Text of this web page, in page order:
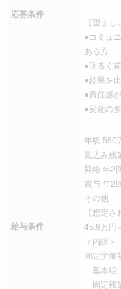
応募条件
【望まし
●コミュ
ある方
●明るく
●結果を
●責任感
●変化の
給与条件
年収 550
見込み残
昇給 年2
賞与 年2
その他
【想定さ
45.8万円
＜内訳＞
固定労働
基本
固定残